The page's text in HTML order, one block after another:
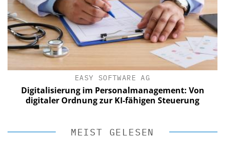
EASY SOFTWARE AG
Digitalisierung im Personalmanagement: Von
digitaler Ordnung zur KI-fähigen Steuerung
MEIST GELESEN